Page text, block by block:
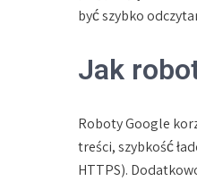
być szybko
Jak
Roboty Google
treści, szybkość
HTTPS).